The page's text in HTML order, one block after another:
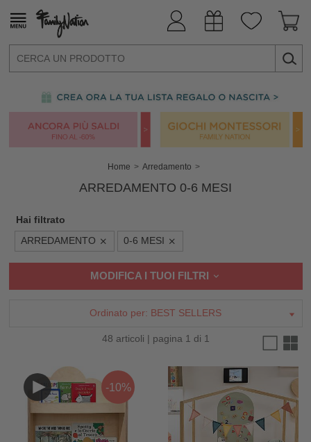
Home Arredamento
ARREDAMENTO 0-6 MESI
Hai filtrato
ARREDAMENTO 0-6 MESI
MODIFICA I TUOI FILTRI
Ordinato per: BEST SELLERS
48 articoli | pagina 1 di 1
-10%